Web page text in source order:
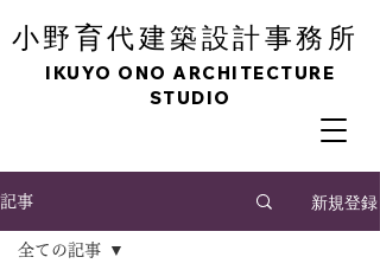
小野育代建築設計事務所
IKUYO ONO ARCHITECTURE
STUDIO
記事 新規登録
全ての記事